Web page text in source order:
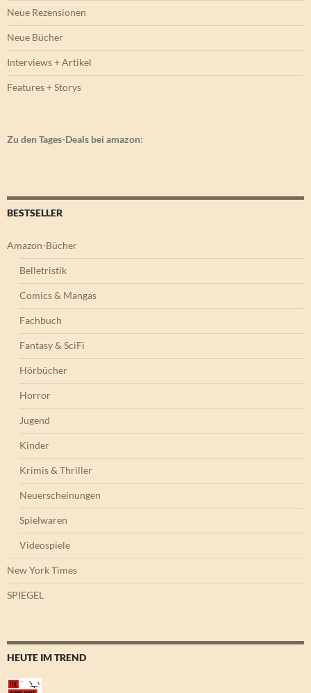
Neue Rezensionen
Neue Bücher
Interviews + Artikel
Features + Storys
Zu den Tages-Deals bei amazon:
BESTSELLER
Amazon-Bücher
Belletristik
Comics & Mangas
Fachbuch
Fantasy & SciFi
Hörbücher
Horror
Jugend
Kinder
Krimis & Thriller
Neuerscheinungen
Spielwaren
Videospiele
New York Times
SPIEGEL
HEUTE IM TREND